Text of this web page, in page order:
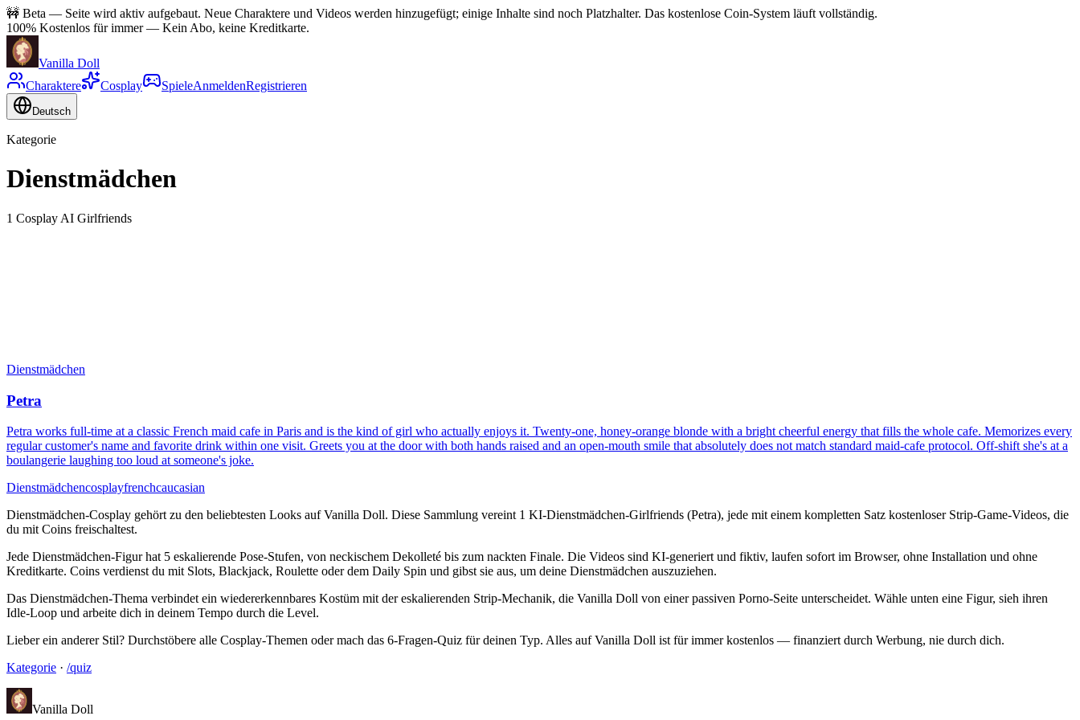
🚧 Beta — Seite wird aktiv aufgebaut. Neue Charaktere und Videos werden hinzugefügt; einige Inhalte sind noch Platzhalter. Das kostenlose Coin-System läuft vollständig.
100% Kostenlos für immer— Kein Abo, keine Kreditkarte.
Vanilla Doll
Charaktere
Cosplay SpieleAnmeldenRegistrieren
Deutsch
Kategorie
Dienstmädchen
1 Cosplay AI Girlfriends
Dienstmädchen
Petra
Petra works full-time at a classic French maid cafe in Paris and is the kind of girl who actually enjoys it. Twenty-one, honey-orange blonde with a bright cheerful energy that fills the whole cafe. Memorizes every
regular customer's name and favorite drink within one visit. Greets you at the door with both hands raised and an open-mouth smile that absolutely does not match standard maid-cafe protocol. Off-shift she's at a
boulangerie laughing too loud at someone's joke.
Dienstmädchencosplayfrenchcaucasian
Dienstmädchen-Cosplay gehört zu den beliebtesten Looks auf Vanilla Doll. Diese Sammlung vereint 1 KI-Dienstmädchen-Girlfriends (Petra), jede mit einem kompletten Satz kostenloser Strip-Game-Videos, die
du mit Coins freischaltest.
Jede Dienstmädchen-Figur hat 5 eskalierende Pose-Stufen, von neckischem Dekolleté bis zum nackten Finale. Die Videos sind KI-generiert und fiktiv, laufen sofort im Browser, ohne Installation und ohne
Kreditkarte. Coins verdienst du mit Slots, Blackjack, Roulette oder dem Daily Spin und gibst sie aus, um deine Dienstmädchen auszuziehen.
Das Dienstmädchen-Thema verbindet ein wiedererkennbares Kostüm mit der eskalierenden Strip-Mechanik, die Vanilla Doll von einer passiven Porno-Seite unterscheidet. Wähle unten eine Figur, sieh ihren
Idle-Loop und arbeite dich in deinem Tempo durch die Level.
Lieber ein anderer Stil? Durchstöbere alle Cosplay-Themen oder mach das 6-Fragen-Quiz für deinen Typ. Alles auf Vanilla Doll ist für immer kostenlos — finanziert durch Werbung, nie durch dich.
Kategorie · /quiz
Vanilla Doll